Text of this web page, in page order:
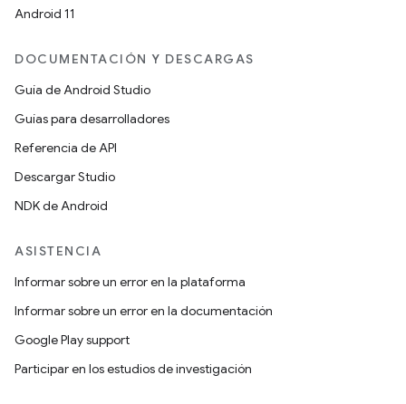
Android 11
DOCUMENTACIÓN Y DESCARGAS
Guía de Android Studio
Guías para desarrolladores
Referencia de API
Descargar Studio
NDK de Android
ASISTENCIA
Informar sobre un error en la plataforma
Informar sobre un error en la documentación
Google Play support
Participar en los estudios de investigación